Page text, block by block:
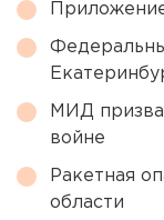
МИД
войне
Ракетная
области